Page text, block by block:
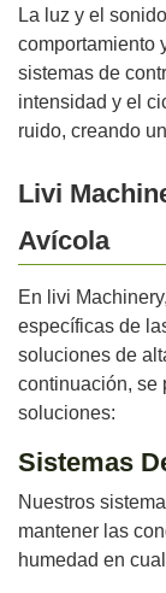
La luz y el
comportamiento
sistemas de
intensidad y el
ruido, creando
Livi
Avícola
En livi
específicas de
soluciones de
continuación, se
soluciones:
Sistemas
Nuestros
mantener las
humedad en